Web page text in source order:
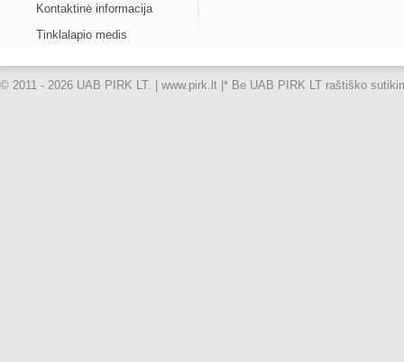
Kontaktinė informacija
Tinklalapio medis
© 2011 - 2026 UAB PIRK LT. | www.pirk.lt |* Be UAB PIRK LT raštiško